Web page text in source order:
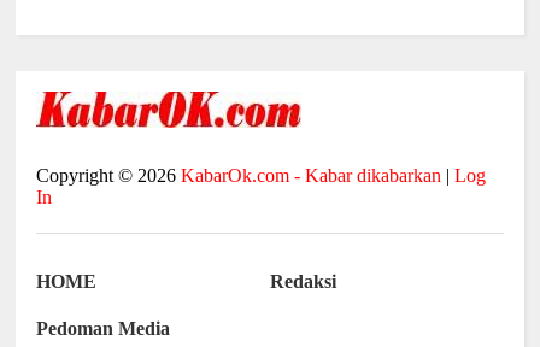
Copyright © 2026KabarOk.com - Kabar dikabarkan |Log
In
HOME Redaksi
Pedoman Media